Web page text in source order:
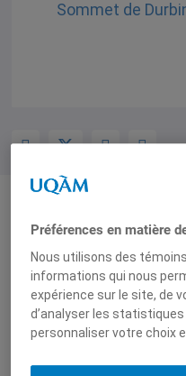
Sommet de
Auteurs-trices
Hugo
Séguin
Préférences en matière
Nous utilisons des
informations qui nous
expérience sur le site, de
d’analyser les
personnaliser votre choix